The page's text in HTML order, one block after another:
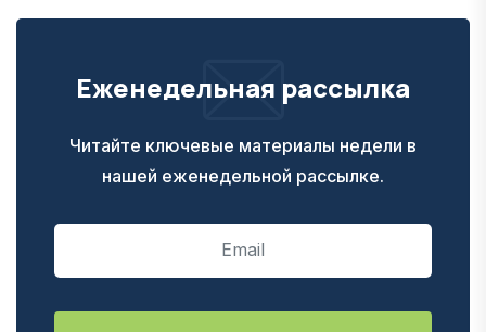
Еженедельная рассылка
Читайте ключевые материалы недели в
нашей еженедельной рассылке.